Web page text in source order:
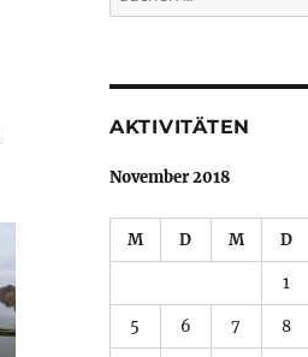
nach:
AKTIVITÄTEN
November 2018
M D M D
1
5 6 7 8